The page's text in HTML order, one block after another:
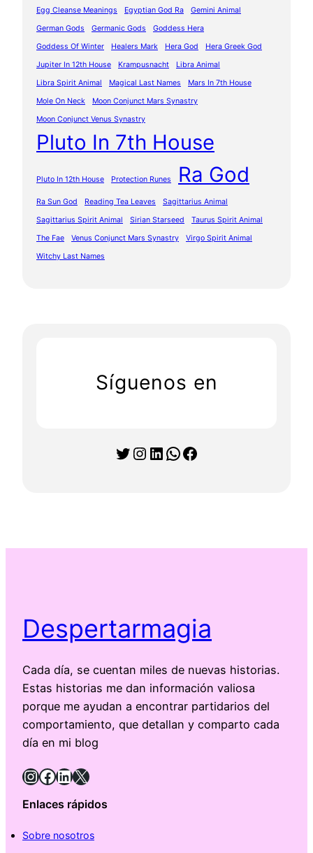
Egg Cleanse Meanings
Egyptian God Ra
Gemini Animal
German Gods
Germanic Gods
Goddess Hera
Goddess Of Winter
Healers Mark Hera God
Hera Greek God
Jupiter In 12th House
Krampusnacht
Libra Animal
Libra Spirit Animal
Magical Last Names
Mars In 7th House
Mole On Neck
Moon Conjunct Mars Synastry
Moon Conjunct Venus Synastry
Pluto In 7th House
Pluto In 12th House Protection Runes Ra God
Ra Sun God Reading Tea Leaves
Sagittarius Animal
Sagittarius Spirit Animal
Sirian Starseed
Taurus Spirit Animal
The Fae
Venus Conjunct Mars Synastry
Virgo Spirit Animal
Witchy Last Names
Síguenos en
Twitter Instagram LinkedIn WhatsApp Facebook
Despertarmagia
Cada día, se cuentan miles de nuevas historias.
Estas historias me dan información valiosa
porque me ayudan a encontrar partidarios del
comportamiento, que detallan y comparto cada
día en mi blog
InstagramFacebook LinkedIn X
Enlaces rápidos
Sobre nosotros